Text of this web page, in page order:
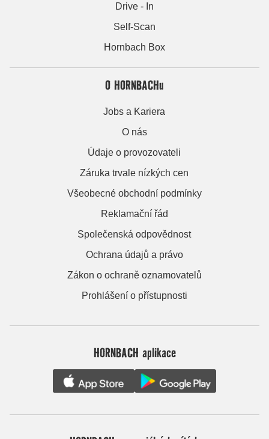
Drive - In
Self-Scan
Hornbach Box
O HORNBACHu
Jobs a Kariera
O nás
Údaje o provozovateli
Záruka trvale nízkých cen
Všeobecné obchodní podmínky
Reklamační řád
Společenská odpovědnost
Ochrana údajů a právo
Zákon o ochraně oznamovatelů
Prohlášení o přístupnosti
HORNBACH aplikace